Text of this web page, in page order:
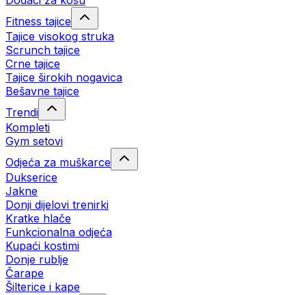
Fitness tajice
Tajice visokog struka
Scrunch tajice
Crne tajice
Tajice širokih nogavica
Bešavne tajice
Trendi
Kompleti
Gym setovi
Odjeća za muškarce
Dukserice
Jakne
Donji dijelovi trenirki
Kratke hlače
Funkcionalna odjeća
Kupaći kostimi
Donje rublje
Čarape
Šilterice i kape